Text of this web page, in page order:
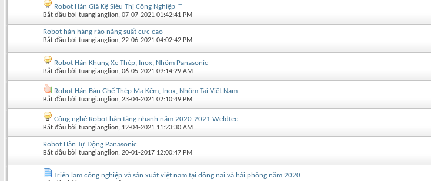
Robot Hàn Giá Kệ Siêu Thị Công Nghiệp ™
Bắt đầu bởi tuangianglion‎, 07-07-2021 01:42:41 PM
Robot hàn hàng rào năng suất cực cao
Bắt đầu bởi tuangianglion‎, 22-06-2021 04:02:42 PM
Robot Hàn Khung Xe Thép, Inox, Nhôm Panasonic
Bắt đầu bởi tuangianglion‎, 06-05-2021 09:14:29 AM
Robot Hàn Bàn Ghế Thép Mạ Kẽm, Inox, Nhôm Tại Việt Nam
Bắt đầu bởi tuangianglion‎, 23-04-2021 02:10:49 PM
Công nghệ Robot hàn tăng nhanh năm 2020-2021 Weldtec
Bắt đầu bởi tuangianglion‎, 12-04-2021 11:23:30 AM
Robot Hàn Tự Động Panasonic
Bắt đầu bởi tuangianglion‎, 20-01-2017 12:00:47 PM
Triển lãm công nghiệp và sản xuất việt nam tại đồng nai và hải phòng năm 2020